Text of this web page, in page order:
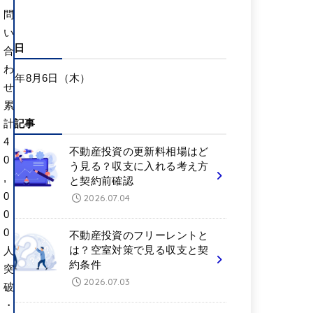
新日
年8月6日（木）
着記事
不動産投資の更新料相場はど
う見る？収支に入れる考え方
と契約前確認
2026.07.04
不動産投資のフリーレントと
は？空室対策で見る収支と契
約条件
2026.07.03
問
い
合
わ
せ
累
計
4
0
,
0
0
0
人
突
破
・